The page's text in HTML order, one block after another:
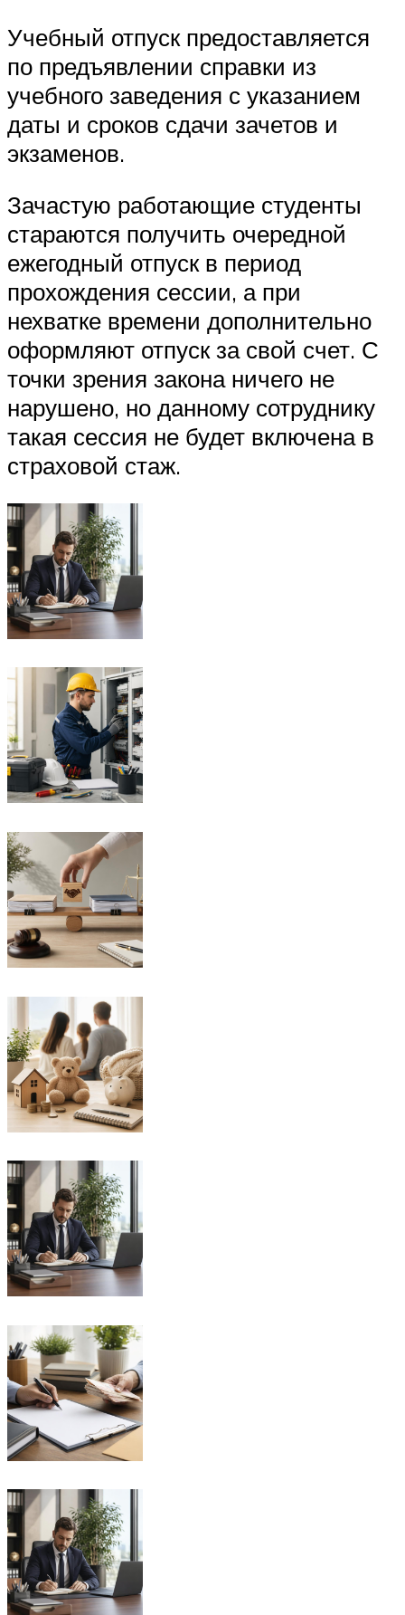
Учебный отпуск предоставляется
по предъявлении справки из
учебного заведения с указанием
даты и сроков сдачи зачетов и
экзаменов.
Зачастую работающие студенты
стараются получить очередной
ежегодный отпуск в период
прохождения сессии, а при
нехватке времени дополнительно
оформляют отпуск за свой счет. С
точки зрения закона ничего не
нарушено, но данному сотруднику
такая сессия не будет включена в
страховой стаж.